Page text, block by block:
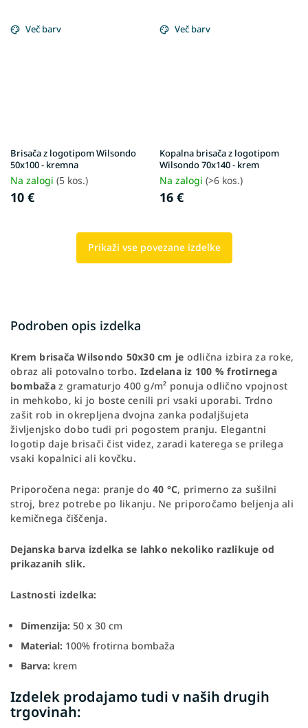
Več barv
Brisača z logotipom Wilsondo
50x100 - kremna
Na zalogi (5 kos.)
10 €
Več barv
Kopalna brisača z logotipom
Wilsondo 70x140 - krem
Na zalogi (>6 kos.)
16 €
Prikaži vse povezane izdelke
Podroben opis izdelka
Krem brisača Wilsondo 50x30 cm je odlična izbira za roke,
obraz ali potovalno torbo. Izdelana iz 100 % frotirnega
bombažaz gramaturjo 400 g/m² ponuja odlično vpojnost
in mehkobo, ki jo boste cenili pri vsaki uporabi. Trdno
zašit rob in okrepljena dvojna zanka podaljšujeta
življenjsko dobo tudi pri pogostem pranju. Elegantni
logotip daje brisači čist videz, zaradi katerega se prilega
vsaki kopalnici ali kovčku.
Priporočena nega: pranje do 40 °C, primerno za sušilni
stroj, brez potrebe po likanju. Ne priporočamo beljenja ali
kemičnega čiščenja.
Dejanska barva izdelka se lahko nekoliko razlikuje od
prikazanih slik.
Lastnosti izdelka:
Dimenzija: 50 x 30 cm
Material: 100% frotirna bombaža
Barva: krem
Izdelek prodajamo tudi v naših drugih
trgovinah: